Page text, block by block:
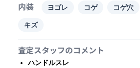
内装 ヨゴレ コゲ コゲ穴
キズ
査定スタッフのコメント
ハンドルスレ